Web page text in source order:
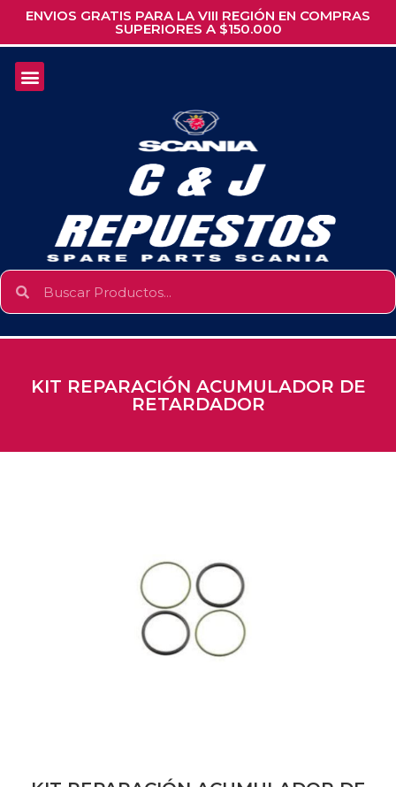
ENVIOS GRATIS PARA LA VIII REGIÓN EN COMPRAS
SUPERIORES A $150.000
KIT REPARACIÓN ACUMULADOR DE
RETARDADOR